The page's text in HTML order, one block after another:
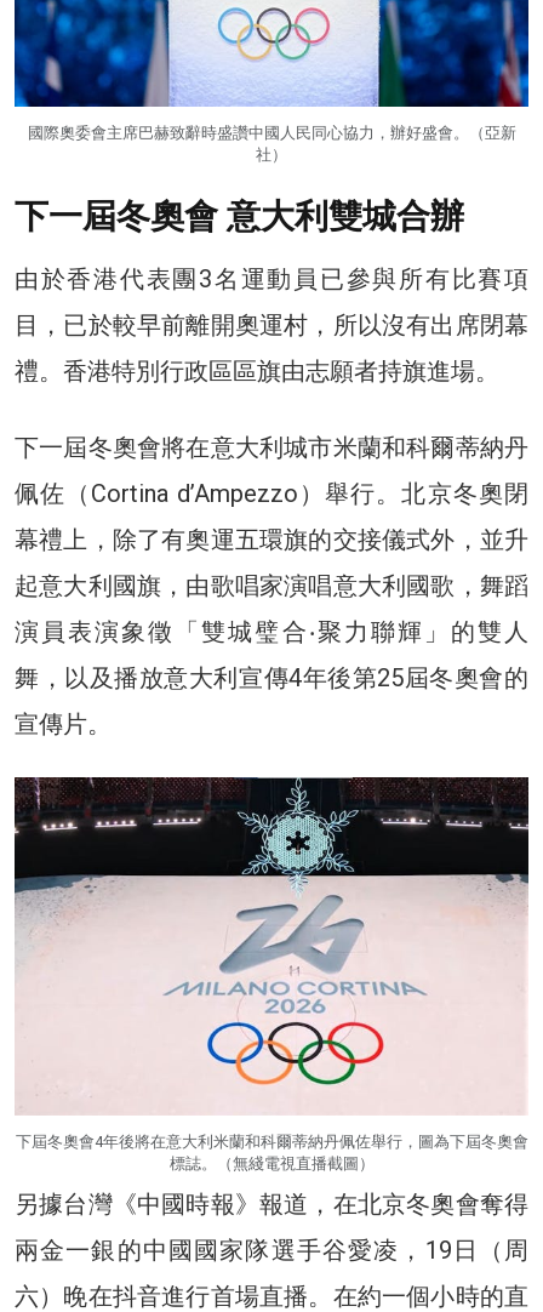
國際奧委會主席巴赫致辭時盛讚中國人民同心協力，辦好盛會。（亞新
社）
下一屆冬奧會 意大利雙城合辦
由於香港代表團3名運動員已參與所有比賽項
目，已於較早前離開奧運村，所以沒有出席閉幕
禮。香港特別行政區區旗由志願者持旗進場。
下一屆冬奧會將在意大利城市米蘭和科爾蒂納丹
佩佐（Cortina d’Ampezzo）舉行。北京冬奧閉
幕禮上，除了有奧運五環旗的交接儀式外，並升
起意大利國旗，由歌唱家演唱意大利國歌，舞蹈
演員表演象徵「雙城璧合‧聚力聯輝」的雙人
舞，以及播放意大利宣傳4年後第25屆冬奧會的
宣傳片。
下屆冬奧會4年後將在意大利米蘭和科爾蒂納丹佩佐舉行，圖為下屆冬奧會
標誌。（無綫電視直播截圖）
另據台灣《中國時報》報道，在北京冬奧會奪得
兩金一銀的中國國家隊選手谷愛凌，19日（周
六）晚在抖音進行首場直播。在約一個小時的直